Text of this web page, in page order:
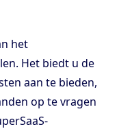
het
Het biedt u de
aan te bieden,
op te vragen